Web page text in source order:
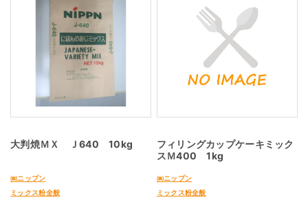
大判焼ＭＸ Ｊ640 10kg
㈱ニップン
ミックス粉全般
フィリングカップケーキミック
スＭ400 1kg
㈱ニップン
ミックス粉全般